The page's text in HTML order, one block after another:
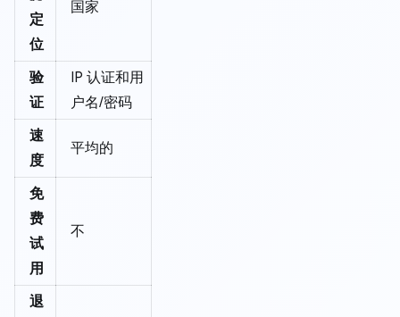
定
位
国家
验
证
IP 认证和用
户名/密码
速
度
平均的
免
费
试
用
不
退